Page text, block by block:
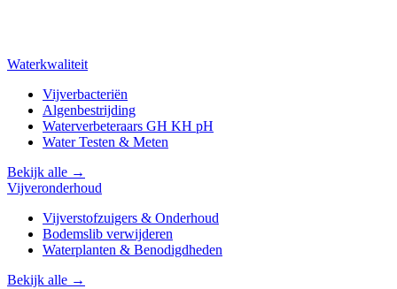
Waterkwaliteit
Vijverbacteriën
Algenbestrijding
Waterverbeteraars GH KH pH
Water Testen & Meten
Bekijk alle →
Vijveronderhoud
Vijverstofzuigers & Onderhoud
Bodemslib verwijderen
Waterplanten & Benodigdheden
Bekijk alle →